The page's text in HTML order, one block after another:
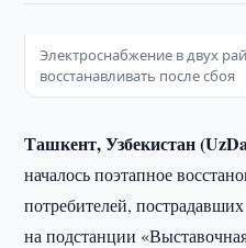
Электроснабжение в двух
восстанавливать после сбоя
Ташкент, Узбекистан
началось поэтапное
потребителей,
на подстанции